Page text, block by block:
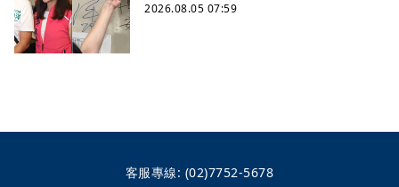
2026.08.05 07:59
客服專線: (02)7752-5678